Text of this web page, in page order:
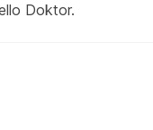
Doktor.